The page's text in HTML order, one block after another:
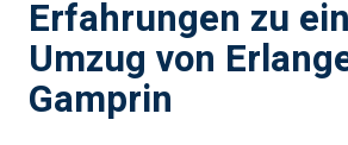
Erfahrungen zu
Umzug von
Gamprin